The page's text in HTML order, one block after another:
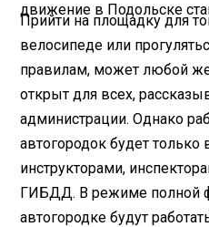
движение в Подольске
Прийти на площадку для
велосипеде или
правилам, может любой
открыт для всех,
администрации. Однако
автогородок будет только
инструкторами,
ГИБДД. В режиме полной
автогородке будут